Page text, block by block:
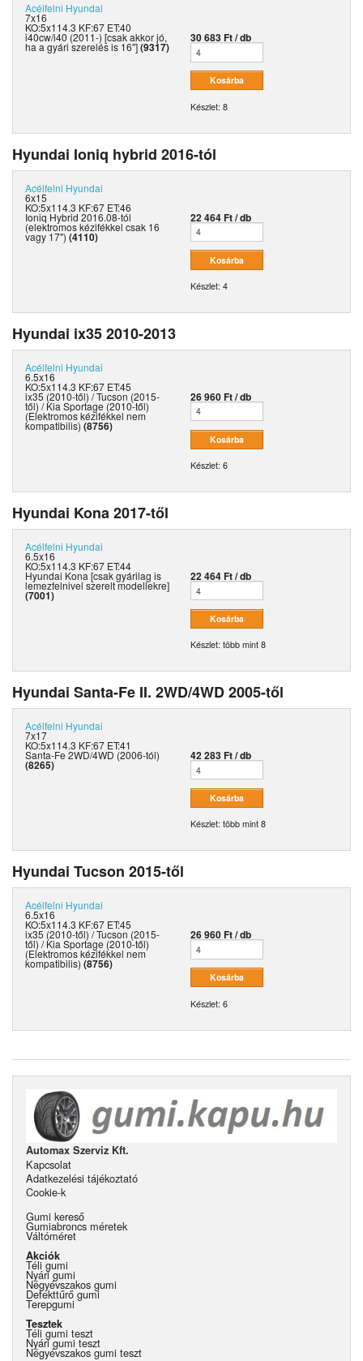
Acélfelni Hyundai
7x16
KO:5x114.3 KF:67 ET:40
i40cw/i40 (2011-) [csak akkor jó,
ha a gyári szerelés is 16"](9317)
30 683 Ft / db
Készlet: 8
Hyundai Ioniq hybrid 2016-tól
Acélfelni Hyundai
6x15
KO:5x114.3 KF:67 ET:46
Ioniq Hybrid 2016.08-tól
(elektromos kézifékkel csak 16
vagy 17") (4110)
22 464 Ft / db
Készlet: 4
Hyundai ix35 2010-2013
Acélfelni Hyundai
6.5x16
KO:5x114.3 KF:67 ET:45
ix35 (2010-től) / Tucson (2015-
től) / Kia Sportage (2010-től)
(Elektromos kézifékkel nem
kompatibilis) (8756)
26 960 Ft / db
Készlet: 6
Hyundai Kona 2017-től
Acélfelni Hyundai
6.5x16
KO:5x114.3 KF:67 ET:44
Hyundai Kona [csak gyárilag is
lemezfelnivel szerelt modellekre]
(7001)
22 464 Ft / db
Készlet: több mint 8
Hyundai Santa-Fe II. 2WD/4WD 2005-től
Acélfelni Hyundai
7x17
KO:5x114.3 KF:67 ET:41
Santa-Fe 2WD/4WD (2006-tól)
(8265)
42 283 Ft / db
Készlet: több mint 8
Hyundai Tucson 2015-től
Acélfelni Hyundai
6.5x16
KO:5x114.3 KF:67 ET:45
ix35 (2010-től) / Tucson (2015-
től) / Kia Sportage (2010-től)
(Elektromos kézifékkel nem
kompatibilis) (8756)
26 960 Ft / db
Készlet: 6
Automax Szerviz Kft.
Kapcsolat
Adatkezelési tájékoztató
Cookie-k
Gumi kereső
Gumiabroncs méretek
Váltóméret
Akciók
Téli gumi
Nyári gumi
Négyévszakos gumi
Defekttűrő gumi
Terepgumi
Tesztek
Téli gumi teszt
Nyári gumi teszt
Négyévszakos gumi teszt